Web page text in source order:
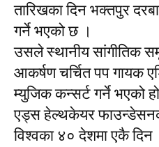
तारिखका दिन भक्तपुर
गर्ने भएको छ ।
उसले स्थानीय सांगीतिक
आकर्षण चर्चित पप गायक
म्युजिक कन्सर्ट गर्ने भएको
एड्स हेल्थकेयर
विश्वका ४० देशमा एकै दिन